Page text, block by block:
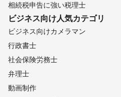
相続税申告に強い税理士
ビジネス向け人気カテゴリ
ビジネス向けカメラマン
行政書士
社会保険労務士
弁理士
動画制作